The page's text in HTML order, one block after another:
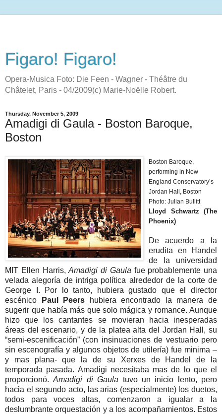
Figaro! Figaro!
Opera-Musica Foto: Die Feen - Wagner - Théâtre du
Châtelet, Paris - 04/2009(c) Marie-Noëlle Robert.
Thursday, November 5, 2009
Amadigi di Gaula - Boston Baroque,
Boston
Boston Baroque,
performing in New
England Conservatory’s
Jordan Hall, Boston
Photo: Julian Bullitt
Lloyd Schwartz (The
Phoenix)
De acuerdo a la
erudita en Handel
de la universidad
MIT Ellen Harris,Amadigi di Gaula fue probablemente una
velada alegoría de intriga política alrededor de la corte de
George I. Por lo tanto, hubiera gustado que el director
escénico
Paul Peers hubiera encontrado la manera de
sugerir que había más que solo mágica y romance. Aunque
hizo que los cantantes se movieran hacia inesperadas
áreas del escenario, y de la platea alta del Jordan Hall, su
“semi-escenificación” (con insinuaciones de vestuario pero
sin escenografía y algunos objetos de utilería) fue minima –
y mas plana- que la de su Xerxes de Handel de la
temporada pasada. Amadigi necesitaba mas de lo que el
proporcionó.Amadigi di Gaula tuvo un inicio lento, pero
hacia el segundo acto, las arias (especialmente) los duetos,
todos para voces altas, comenzaron a igualar a la
deslumbrante orquestación y a los acompañamientos. Estos